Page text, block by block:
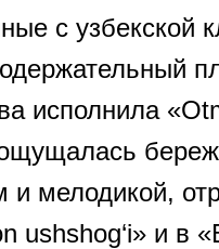
с узбекской
исполнила
и мелодикой,
ushshog‘i» и в